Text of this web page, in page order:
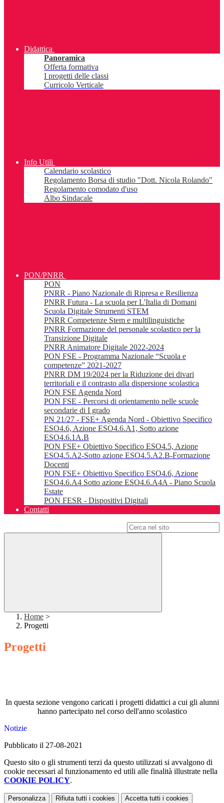
Didattica
Panoramica
Offerta formativa
I progetti delle classi
Curricolo Verticale
Info Utili
Calendario scolastico
Regolamento Borsa di studio "Dott. Nicola Rolando"
Regolamento comodato d'uso
Albo Sindacale
PON/PNRR
PON
PNRR - Piano Nazionale di Ripresa e Resilienza
PNRR Futura - La scuola per L'Italia di Domani
Scuola Digitale Strumenti STEM
PNRR Competenze Stem e multilinguistiche
PNRR Formazione del personale scolastico per la
Transizione Digitale
PNRR Animatore Digitale 2022-2024
PON FSE - Programma Nazionale “Scuola e
competenze” 2021-2027
PNRR DM 19/2024 per la Riduzione dei divari
territoriali e il contrasto alla dispersione scolastica
PON FSE Agenda Nord
PON FSE - Percorsi di orientamento nelle scuole
secondarie di I grado
PN 21/27 - FSE+ Agenda Nord - Obiettivo Specifico
ESO4.6, Azione ESO4.6.A1, Sotto azione
ESO4.6.1A.B
PON FSE+ Obiettivo Specifico ESO4.5, Azione
ESO4.5.A2-Sotto azione ESO4.5.A2.B-Formazione
Docenti
PON FSE+ Obiettivo Specifico ESO4.6, Azione
ESO4.6.A4 Sotto azione ESO4.6.A4A - Piano Scuola
Estate
PON FESR - Dispositivi Digitali
Contatti
Home >
Progetti
Progetti
In questa sezione vengono caricati i progetti didattici a cui gli alunni
hanno partecipato nel corso dell'anno scolastico
Notizie
Pubblicato il 27-08-2021
Questo sito o gli strumenti terzi da questo utilizzati si avvalgono di
cookie necessari al funzionamento ed utili alle finalità illustrate nella
COOKIE POLICY.
Personalizza Rifiuta tutti i cookies Accetta tutti i cookies